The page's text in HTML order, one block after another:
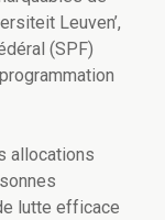
Leuven’,
(SPF)
allocations
lutte efficace